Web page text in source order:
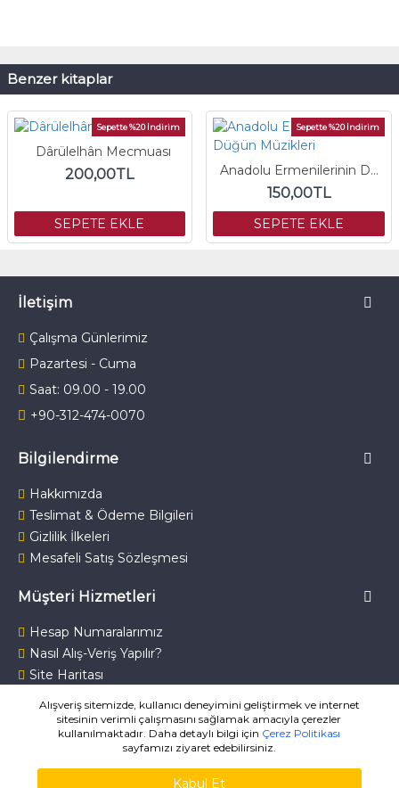
Benzer kitaplar
Sepette %20 İndirim
Dârülelhân Mecmuası
200,00TL
SEPETE EKLE
Sepette %20 İndirim
Anadolu Ermenilerinin Düğün Müzikleri
150,00TL
SEPETE EKLE
İletişim
Çalışma Günlerimiz
Pazartesi - Cuma
Saat: 09.00 - 19.00
+90-312-474-0070
Bilgilendirme
Hakkımızda
Teslimat & Ödeme Bilgileri
Gizlilik İlkeleri
Mesafeli Satış Sözleşmesi
Müşteri Hizmetleri
Hesap Numaralarımız
Nasıl Alış-Veriş Yapılır?
Site Haritası
Alışveriş sitemizde, kullanıcı deneyimini geliştirmek ve internet
sitesinin verimli çalışmasını sağlamak amacıyla çerezler
kullanılmaktadır. Daha detaylı bilgi için Çerez Politikası
sayfamızı ziyaret edebilirsiniz.
Kabul Et